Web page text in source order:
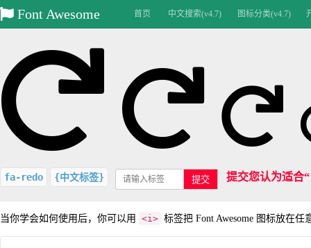
Font Awesome 首页 中文搜索(v4.7) 图标分类(v4.7)
fa-redo {中文标签} 提交 提交您认为适合
当你学会如何使用后，你可以用 <i> 标签把 Font Awesome 图标放在任